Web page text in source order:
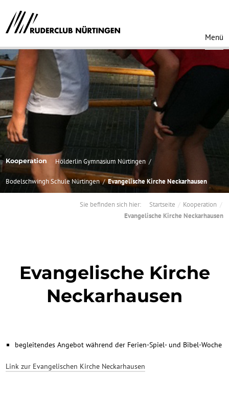
Menü
Kooperation Hölderlin Gymnasium Nürtingen
Bodelschwingh Schule Nürtingen Evangelische Kirche Neckarhausen
Sie befinden sich hier: Startseite
Kooperation
Evangelische Kirche Neckarhausen
Evangelische Kirche
Neckarhausen
begleitendes Angebot während der Ferien-Spiel- und Bibel-Woche
Link zur Evangelischen Kirche Neckarhausen